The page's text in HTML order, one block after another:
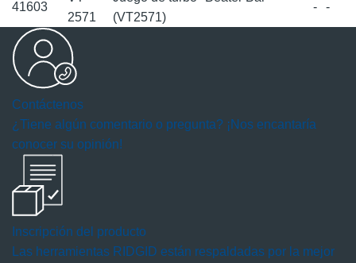
41603
2571
(VT2571)
- -
Contáctenos
¿Tiene algún comentario o pregunta? ¡Nos encantaría
conocer su opinión!
Inscripción del producto
Las herramientas RIDGID están respaldadas por la mejor